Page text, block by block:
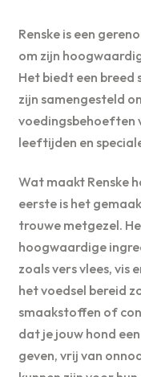
Renske is een
om zijn
Het biedt een breed
zijn samengesteld
voedingsbehoeften
leeftijden en
Wat maakt Renske
eerste is het
trouwe metgezel.
hoogwaardige
zoals vers vlees, vis
het voedsel bereid
smaakstoffen of
dat je jouw hond
geven, vrij van